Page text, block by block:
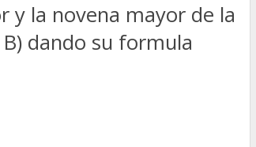
y la novena mayor de la
B) dando su formula